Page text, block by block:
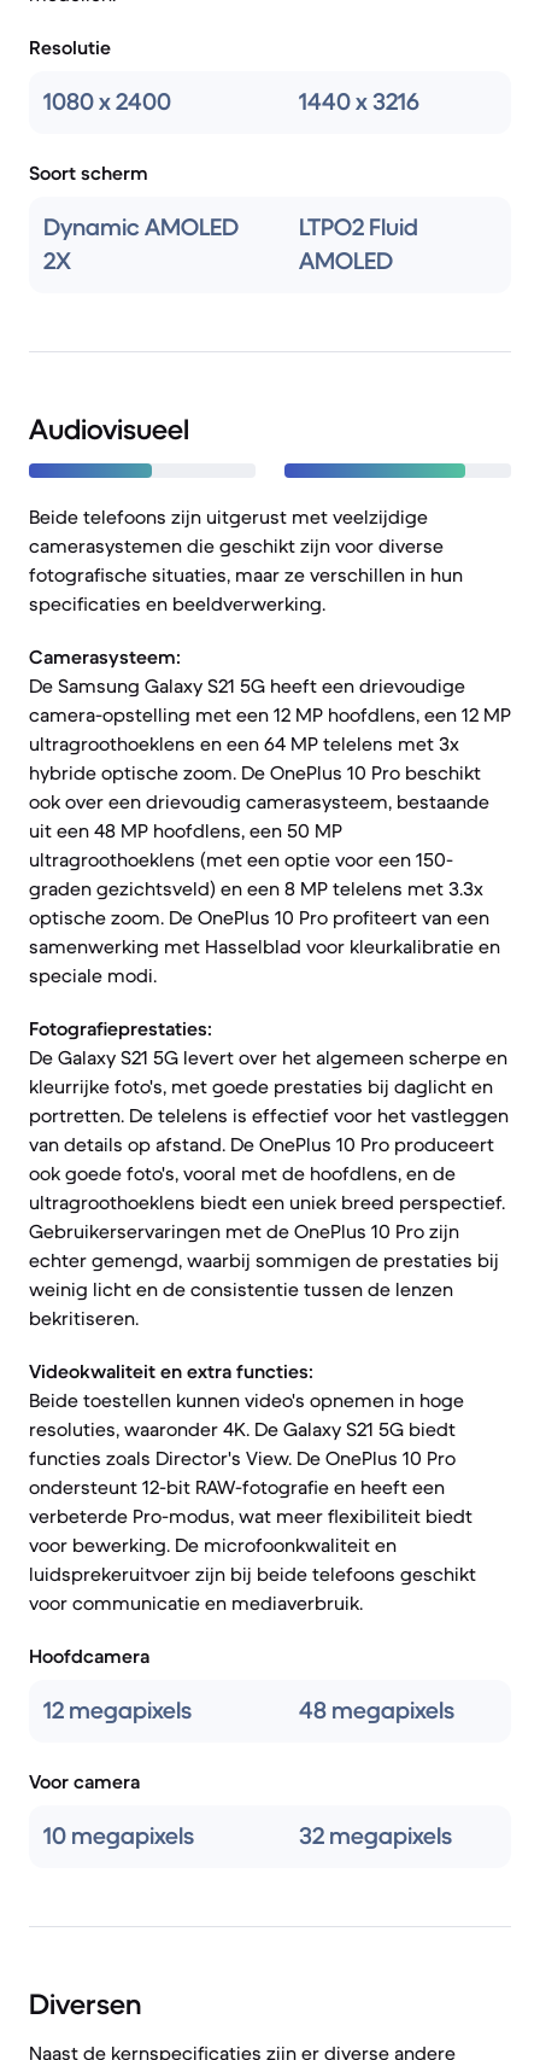
Resolutie
1080 x 2400 1440 x 3216
Soort scherm
Dynamic AMOLED
2X
LTPO2 Fluid
AMOLED
Audiovisueel
Beide telefoons zijn uitgerust met veelzijdige
camerasystemen die geschikt zijn voor diverse
fotografische situaties, maar ze verschillen in hun
specificaties en beeldverwerking.
Camerasysteem:
De Samsung Galaxy S21 5G heeft een drievoudige
camera-opstelling met een 12 MP hoofdlens, een 12 MP
ultragroothoeklens en een 64 MP telelens met 3x
hybride optische zoom. De OnePlus 10 Pro beschikt
ook over een drievoudig camerasysteem, bestaande
uit een 48 MP hoofdlens, een 50 MP
ultragroothoeklens (met een optie voor een 150-
graden gezichtsveld) en een 8 MP telelens met 3.3x
optische zoom. De OnePlus 10 Pro profiteert van een
samenwerking met Hasselblad voor kleurkalibratie en
speciale modi.
Fotografieprestaties:
De Galaxy S21 5G levert over het algemeen scherpe en
kleurrijke foto's, met goede prestaties bij daglicht en
portretten. De telelens is effectief voor het vastleggen
van details op afstand. De OnePlus 10 Pro produceert
ook goede foto's, vooral met de hoofdlens, en de
ultragroothoeklens biedt een uniek breed perspectief.
Gebruikerservaringen met de OnePlus 10 Pro zijn
echter gemengd, waarbij sommigen de prestaties bij
weinig licht en de consistentie tussen de lenzen
bekritiseren.
Videokwaliteit en extra functies:
Beide toestellen kunnen video's opnemen in hoge
resoluties, waaronder 4K. De Galaxy S21 5G biedt
functies zoals Director's View. De OnePlus 10 Pro
ondersteunt 12-bit RAW-fotografie en heeft een
verbeterde Pro-modus, wat meer flexibiliteit biedt
voor bewerking. De microfoonkwaliteit en
luidsprekeruitvoer zijn bij beide telefoons geschikt
voor communicatie en mediaverbruik.
Hoofdcamera
12 megapixels 48 megapixels
Voor camera
10 megapixels 32 megapixels
Diversen
Naast de kernspecificaties zijn er diverse andere